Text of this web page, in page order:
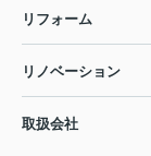
リフォーム
リノベーション
取扱会社